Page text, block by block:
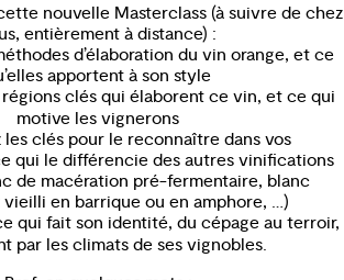
nouvelle Masterclass (à suivre de chez
entièrement à distance) :
d’élaboration du vin orange, et ce
apportent à son style
clés qui élaborent ce vin, et ce qui
motive les vignerons
les clés pour le reconnaître dans vos
qui le différencie des autres vinifications
de macération pré-fermentaire, blanc
en barrique ou en amphore, …)
qui fait son identité, du cépage au terroir,
par les climats de ses vignobles.